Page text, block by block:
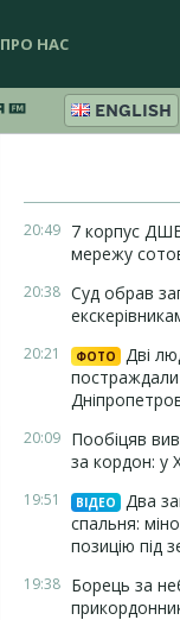
ПРО НАС
ENGLISH
20:49 7 корпус
мережу
20:38 Суд обрав
20:21 ФОТО
Дві
постраждали
20:09 Пообіцяв
за кордон: у
19:51 ВІДЕО
Два
спальня:
позицію під
19:38 Борець за